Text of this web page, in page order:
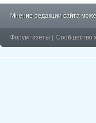
Мнение редакции сайта
Форум газеты Сообщество
�